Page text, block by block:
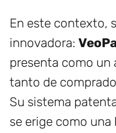
En este contexto,
innovadora:
presenta como un
tanto de
Su sistema
se erige como